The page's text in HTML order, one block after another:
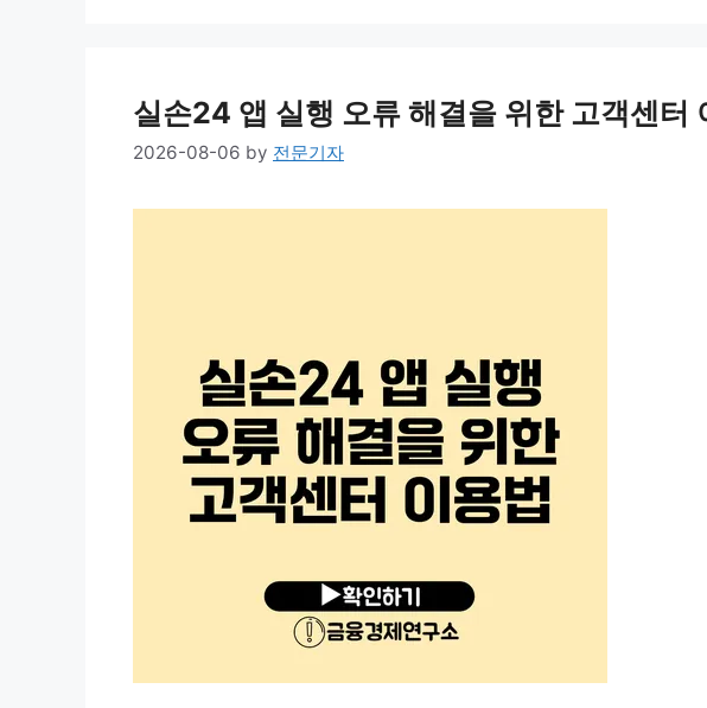
실손24 앱 실행 오류 해결을 위한 고객센터
2026-08-06 by 전문기자